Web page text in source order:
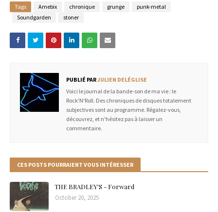
Tags Amebix chronique grunge
punk-metal
Soundgarden
stoner
PUBLIÉ PARJULIEN DELÉGLISE
Voici le journal de la bande-son de ma vie : le
Rock'N'Roll. Des chroniques de disques totalement
subjectives sont au programme. Régalez-vous,
découvrez, et n'hésitez pas à laisser un
commentaire.
CES POSTS POURRAIENT VOUS INTÉRESSER
THE BRADLEY'S - Forward
October 20, 2025